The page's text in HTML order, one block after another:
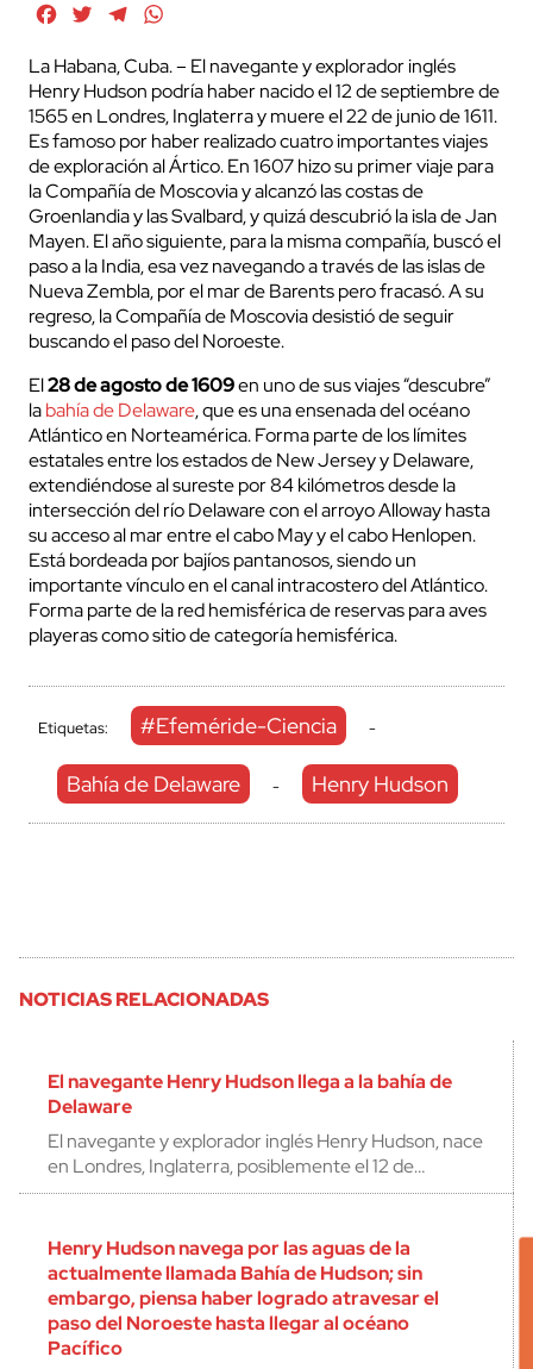
FacebookTwitterTelegram
La Habana, Cuba. – El navegante y explorador inglés
Henry Hudson podría haber nacido el 12 de septiembre de
1565 en Londres, Inglaterra y muere el 22 de junio de 1611.
Es famoso por haber realizado cuatro importantes viajes
de exploración al Ártico. En 1607 hizo su primer viaje para
la Compañía de Moscovia y alcanzó las costas de
Groenlandia y las Svalbard, y quizá descubrió la isla de Jan
Mayen. El año siguiente, para la misma compañía, buscó el
paso a la India, esa vez navegando a través de las islas de
Nueva Zembla, por el mar de Barents pero fracasó. A su
regreso, la Compañía de Moscovia desistió de seguir
buscando el paso del Noroeste.
El28 de agosto de 1609en uno de sus viajes “descubre”
labahía de Delaware, que es una ensenada del océano
Atlántico en Norteamérica. Forma parte de los límites
estatales entre los estados de New Jersey y Delaware,
extendiéndose al sureste por 84 kilómetros desde la
intersección del río Delaware con el arroyo Alloway hasta
su acceso al mar entre el cabo May y el cabo Henlopen.
Está bordeada por bajíos pantanosos, siendo un
importante vínculo en el canal intracostero del Atlántico.
Forma parte de la red hemisférica de reservas para aves
playeras como sitio de categoría hemisférica.
Etiquetas: #Efeméride-Ciencia -
Bahía de Delaware - Henry Hudson
NOTICIAS RELACIONADAS
El navegante Henry Hudson llega a la bahía de
Delaware
El navegante y explorador inglés Henry Hudson, nace
en Londres, Inglaterra, posiblemente el 12 de…
Henry Hudson navega por las aguas de la
actualmente llamada Bahía de Hudson; sin
embargo, piensa haber logrado atravesar el
paso del Noroeste hasta llegar al océano
Pacífico